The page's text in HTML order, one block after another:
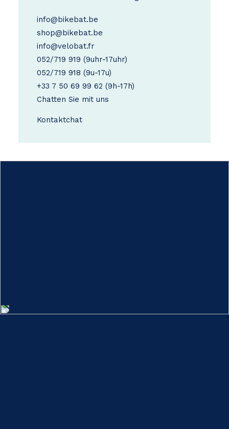
info@bikebat.be
shop@bikebat.be
info@velobat.fr
052/719 919 (9uhr-17uhr)
052/719 918 (9u-17u)
+33 7 50 69 99 62 (9h-17h)
Chatten Sie mit uns
Kontaktchat